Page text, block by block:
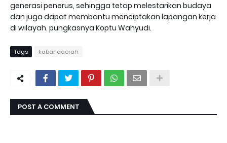
generasi penerus, sehingga tetap melestarikan budaya
dan juga dapat membantu menciptakan lapangan kerja
di wilayah. pungkasnya Koptu Wahyudi.
Tags kabar daerah
POST A COMMENT